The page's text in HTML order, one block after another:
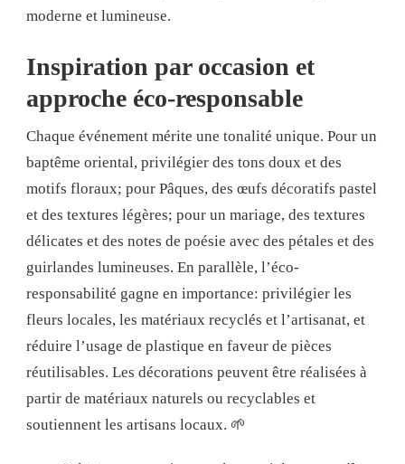
moderne et lumineuse.
Inspiration par occasion et
approche éco-responsable
Chaque événement mérite une tonalité unique. Pour un
baptême oriental, privilégier des tons doux et des
motifs floraux; pour Pâques, des œufs décoratifs pastel
et des textures légères; pour un mariage, des textures
délicates et des notes de poésie avec des pétales et des
guirlandes lumineuses. En parallèle, l’éco-
responsabilité gagne en importance: privilégier les
fleurs locales, les matériaux recyclés et l’artisanat, et
réduire l’usage de plastique en faveur de pièces
réutilisables. Les décorations peuvent être réalisées à
partir de matériaux naturels ou recyclables et
soutiennent les artisans locaux. 🌱